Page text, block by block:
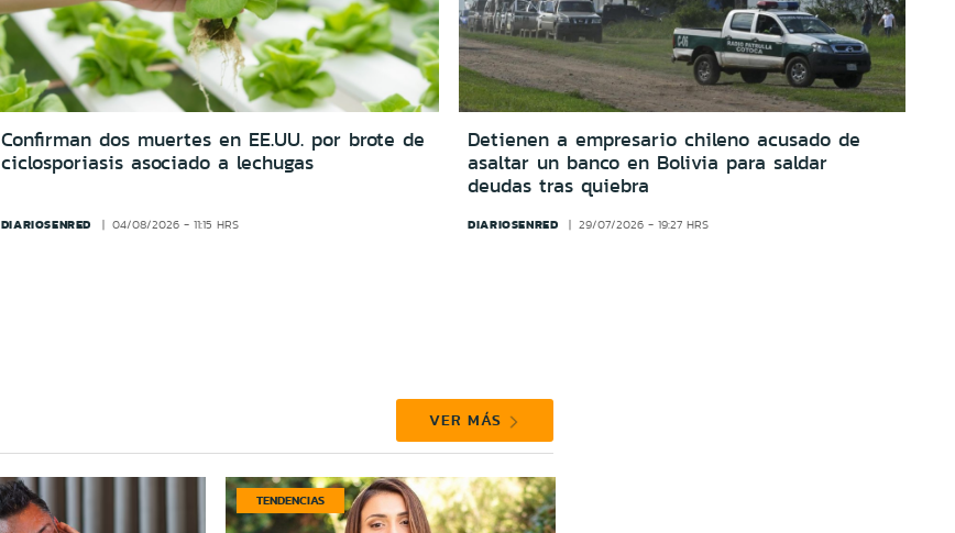
Confirman dos muertes en EE.UU. por brote de
ciclosporiasis asociado a lechugas
DIARIOSENRED 04/08/2026 - 11:15 HRS
Detienen a empresario chileno acusado de
asaltar un banco en Bolivia para saldar
deudas tras quiebra
DIARIOSENRED 29/07/2026 - 19:27 HRS
VER MÁS
TENDENCIAS